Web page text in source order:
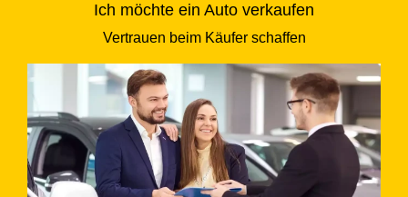
Ich möchte ein Auto verkaufen
Vertrauen beim Käufer schaffen